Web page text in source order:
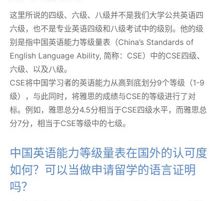
这里所说的四级、六级、八级并不是我们大学公共英语四
六级，也不是专业英语四级和八级考试中的级别。他的级
别是指中国英语能力等级量表（China’s Standards of
English Language Ability, 简称：CSE）中的CSE四级、
六级、以及八级。
CSE将中国学习者的英语能力从高到底划分9个等级（1-9
级），与此同时，将雅思的成绩与CSE的等级进行了对
标。例如，雅思总分4.5分相当于CSE四级水平，而雅思总
分7分，相当于CSE等级中的七级。
中国英语能力等级量表在国外的认可度
如何？可以当做申请留学的语言证明
吗？